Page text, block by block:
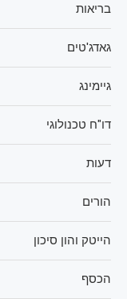
בריאות
גאדג'טים
גיימינג
דו"ח טכנולוגי
דעות
הורים
הייטק והון סיכון
הכסף